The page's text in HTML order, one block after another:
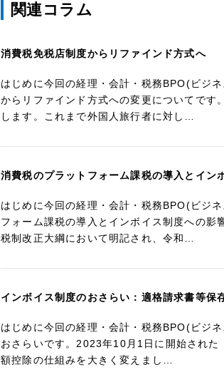
関連コラム
消費税免税店制度からリファインド方式へ
はじめに今回の経理・会計・税務BPO(ビジ
からリファインド方式への変更についてで
します。これまで外国人旅行者に対し…
消費税のプラットフォーム課税の導入とイン
はじめに今回の経理・会計・税務BPO(ビジ
フォーム課税の導入とインボイス制度への
税制改正大綱において明記され、令和…
インボイス制度のおさらい：適格請求書等保
はじめに今回の経理・会計・税務BPO(ビジ
おさらいです。2023年10月1日に開始され
額控除の仕組みを大きく変えまし…